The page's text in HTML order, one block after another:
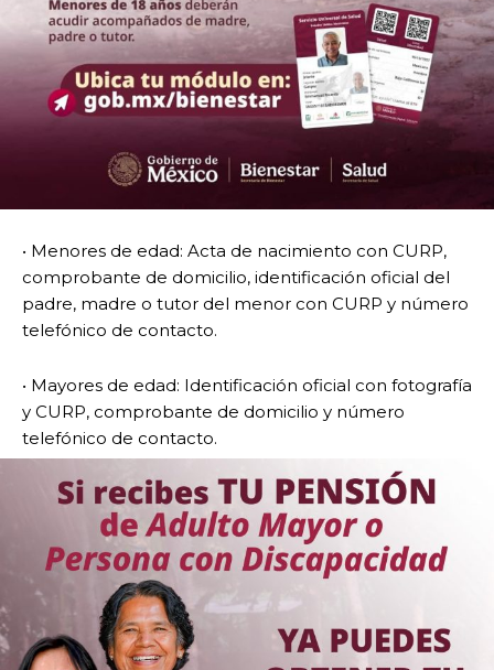
• Menores de edad: Acta de nacimiento con CURP,
comprobante de domicilio, identificación oficial del
padre, madre o tutor del menor con CURP y número
telefónico de contacto.
• Mayores de edad: Identificación oficial con fotografía
y CURP, comprobante de domicilio y número
telefónico de contacto.